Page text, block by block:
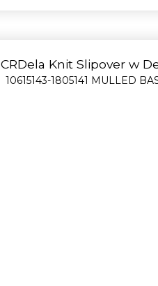
CRDela Knit Slipover w
10615143-1805141 MULLED